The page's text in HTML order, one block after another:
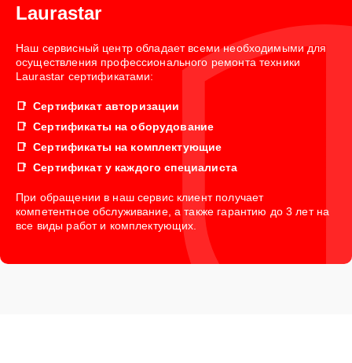
Laurastar
Наш сервисный центр обладает всеми необходимыми для
осуществления профессионального ремонта техники
Laurastar сертификатами:
Сертификат авторизации
Сертификаты на оборудование
Сертификаты на комплектующие
Сертификат у каждого специалиста
При обращении в наш сервис клиент получает
компетентное обслуживание, а также гарантию до 3 лет на
все виды работ и комплектующих.